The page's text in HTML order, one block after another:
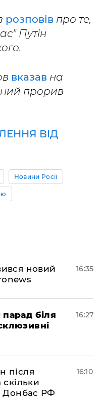
розповів про те,
Путін
вказав на
прорив
ВІД
Новини Росії
новий
16:35
біля
16:27
після
скільки
Донбас РФ
16:10